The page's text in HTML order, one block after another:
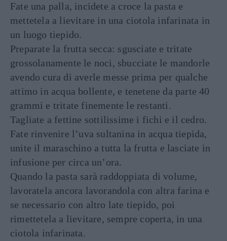
Fate una palla, incidete a croce la pasta e
mettetela a lievitare in una ciotola infarinata in
un luogo tiepido.
Preparate la frutta secca: sgusciate e tritate
grossolanamente le noci, sbucciate le mandorle
avendo cura di averle messe prima per qualche
attimo in acqua bollente, e tenetene da parte 40
grammi e tritate finemente le restanti.
Tagliate a fettine sottilissime i fichi e il cedro.
Fate rinvenire l’uva sultanina in acqua tiepida,
unite il maraschino a tutta la frutta e lasciate in
infusione per circa un’ora.
Quando la pasta sarà raddoppiata di volume,
lavoratela ancora lavorandola con altra farina e
se necessario con altro late tiepido, poi
rimettetela a lievitare, sempre coperta, in una
ciotola infarinata.